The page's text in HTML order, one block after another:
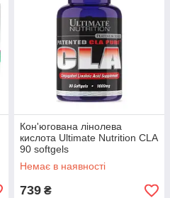
Кон'югована лінолева
кислота Ultimate Nutrition CLA
90 softgels
Немає в наявності
739 ₴